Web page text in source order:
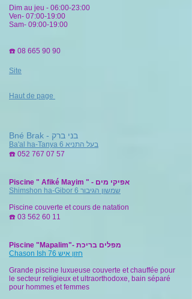
Dim au jeu - 06:00-23:00
Ven- 07:00-19:00
Sam- 09:00-19:00
☎️ 08 665 90 90
Site
Haut de page
Bné Brak - בני ברק
Ba'al ha-Tanya 6 בעל התניא
☎️ 052 767 07 57
Piscine " Afiké Mayim " - אפיקי מים
Shimshon ha-Gibor 6 שמשון הגיבור
Piscine couverte et cours de natation
☎️ 03 562 60 11
Piscine "Mapalim"- מפלים בריכת
Chason Ish 76 חזון איש
Grande piscine luxueuse couverte et chauffée pour
le secteur religieux et ultraorthodoxe, bain séparé
pour hommes et femmes